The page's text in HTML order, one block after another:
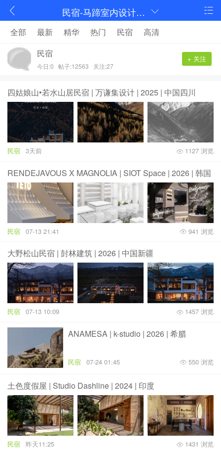
民宿-马蹄室内设计论坛-序赞网
全部 最新 精华 热门 民宿
高清
民宿
今日:0 帖子:12563 关注:27
+ 关注
四姑娘山•若水山居民宿 | 万谦集设计 | 2025 | 中国四川
民宿 3天前 1127 浏览
RENDEJAVOUS X MAGNOLIA | SIOT Space | 2026 | 韩国
民宿 07-13 21:41 941 浏览
大野松山民宿 | 尌林建筑 | 2026 | 中国新疆
民宿 07-13 10:09 1457 浏览
ANAMESA | k-studio | 2026 | 希腊
民宿 07-24 01:45 550 浏览
土色度假屋 | Studio Dashline | 2024 | 印度
民宿 昨天11:25 1431 浏览